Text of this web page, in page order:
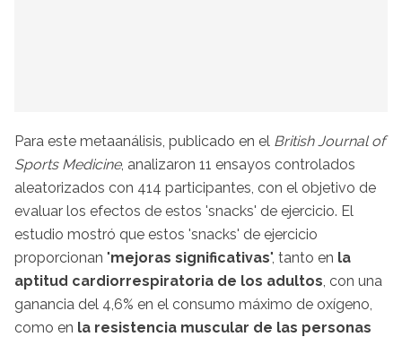
Para este metaanálisis, publicado en el British Journal of
Sports Medicine, analizaron 11 ensayos controlados
aleatorizados con 414 participantes, con el objetivo de
evaluar los efectos de estos 'snacks' de ejercicio. El
estudio mostró que estos 'snacks' de ejercicio
proporcionan "mejoras significativas", tanto en la
aptitud cardiorrespiratoria de los adultos, con una
ganancia del 4,6% en el consumo máximo de oxígeno,
como en la resistencia muscular de las personas